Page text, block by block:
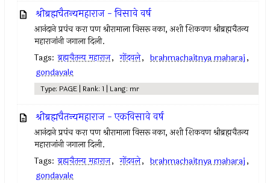
श्रीब्रह्मचैतन्यमहाराज - विसावे वर्ष
आनंदाने प्रपंच करा पण श्रीरामाला विसरू नका, अशी शिकवण श्रीब्रह्मचैतन्य
महाराजांनी जगाला दिली.
Tags: ब्रह्मचैतन्य महाराज, गोंदवले, brahmachaitnya maharaj,
gondavale
Type: PAGE | Rank: 1 | Lang: mr
श्रीब्रह्मचैतन्यमहाराज - एकविसावे वर्ष
आनंदाने प्रपंच करा पण श्रीरामाला विसरू नका, अशी शिकवण श्रीब्रह्मचैतन्य
महाराजांनी जगाला दिली.
Tags: ब्रह्मचैतन्य महाराज, गोंदवले, brahmachaitnya maharaj,
gondavale